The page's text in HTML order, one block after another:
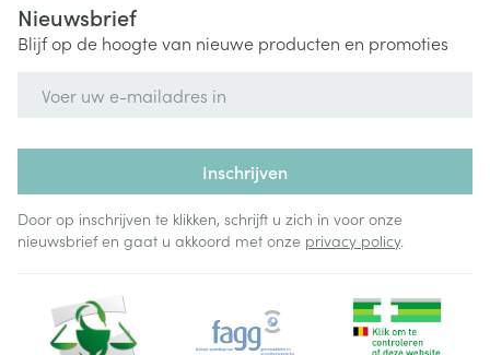
Nieuwsbrief
Blijf op de hoogte van nieuwe producten en promoties
Inschrijven
Door op inschrijven te klikken, schrijft u zich in voor onze
nieuwsbrief en gaat u akkoord met onze privacy policy.